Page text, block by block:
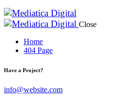
Close
Home
404 Page
Have a Project?
info@website.com